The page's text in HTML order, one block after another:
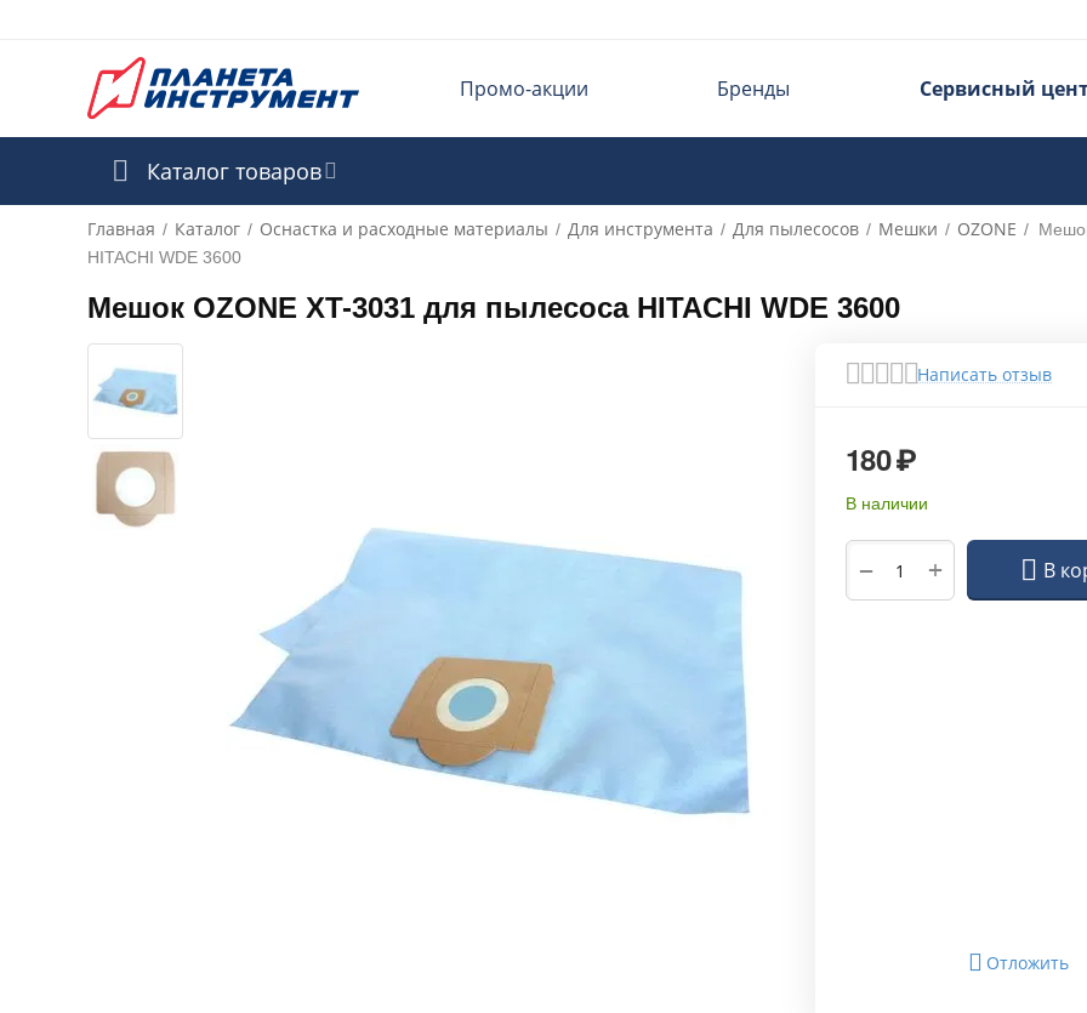
Промо-акции Бренды Сервисный
Каталог товаров
Главная / Каталог / Оснастка и расходные материалы / Для инструмента / Для пылесосов / Мешки / OZONE /
HITACHI WDE 3600
Мешок OZONE XT-3031 для пылесоса HITACHI WDE 3600
Написать отзыв
180₽
В наличии
+
− В
Отложить